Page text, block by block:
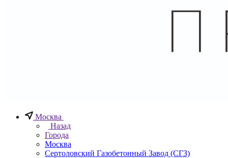
Москва
Назад
Города
Москва
Сертоловский Газобетонный Завод (СГЗ)